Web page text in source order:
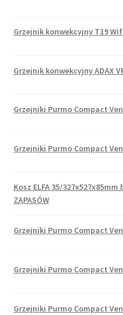
Grzejnik konwekcyjny T19
Grzejnik konwekcyjny ADAX
Grzejniki Purmo Compact
Grzejniki Purmo Compact
Kosz ELFA 35/327x527x85mm
ZAPASÓW
Grzejniki Purmo Compact
Grzejniki Purmo Compact
Grzejniki Purmo Compact